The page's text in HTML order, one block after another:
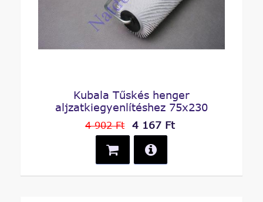
Kubala Tűskés henger
aljzatkiegyenlítéshez 75x230
4 902 Ft 4 167 Ft